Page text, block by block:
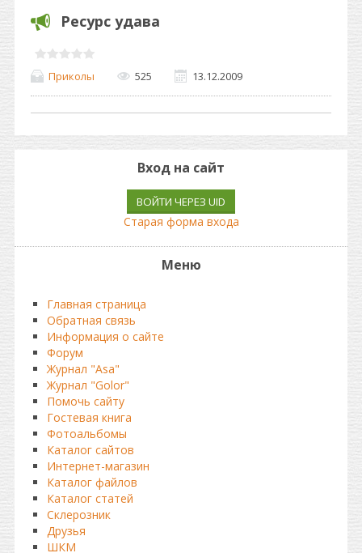
Ресурс удава
Приколы 525 13.12.2009
Вход на сайт
ВОЙТИ ЧЕРЕЗ UID
Старая форма входа
Меню
Главная страница
Обратная связь
Информация о сайте
Форум
Журнал "Asa"
Журнал "Golor"
Помочь сайту
Гостевая книга
Фотоальбомы
Каталог сайтов
Интернет-магазин
Каталог файлов
Каталог статей
Склерозник
Друзья
ШКМ